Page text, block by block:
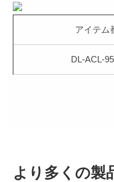
アイテム
DL-ACL-
より多くの製